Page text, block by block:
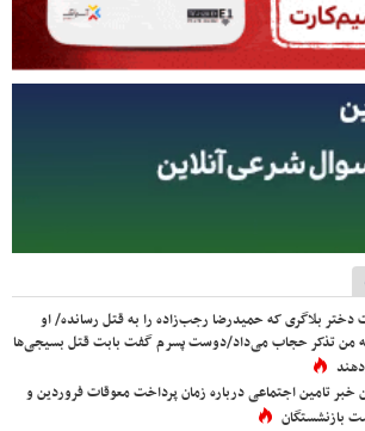
دختر بلاگری که حمیدرضا رجب‌زاده را به قتل رسانده/ او
من تذکر حجاب می‌داد/دوست پسرم گفت بابت قتل بسیجی‌ها
خبر تامین اجتماعی درباره زمان پرداخت معوقات فروردین و
بازنشستگان